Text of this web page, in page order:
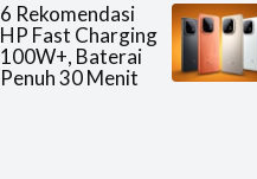
6 Rekomendasi
HP Fast Charging
100W+, Baterai
Penuh 30 Menit